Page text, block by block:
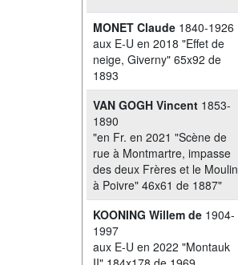
MONET Claude 1840-1926
aux E-U en 2018 "Effet de
neige, Giverny" 65x92 de
1893
VAN GOGH Vincent 1853-
1890
"en Fr. en 2021 "Scène de
rue à Montmartre, impasse
des deux Frères et le Moulin
à Poivre" 46x61 de 1887"
KOONING Willem de 1904-
1997
aux E-U en 2022 "Montauk